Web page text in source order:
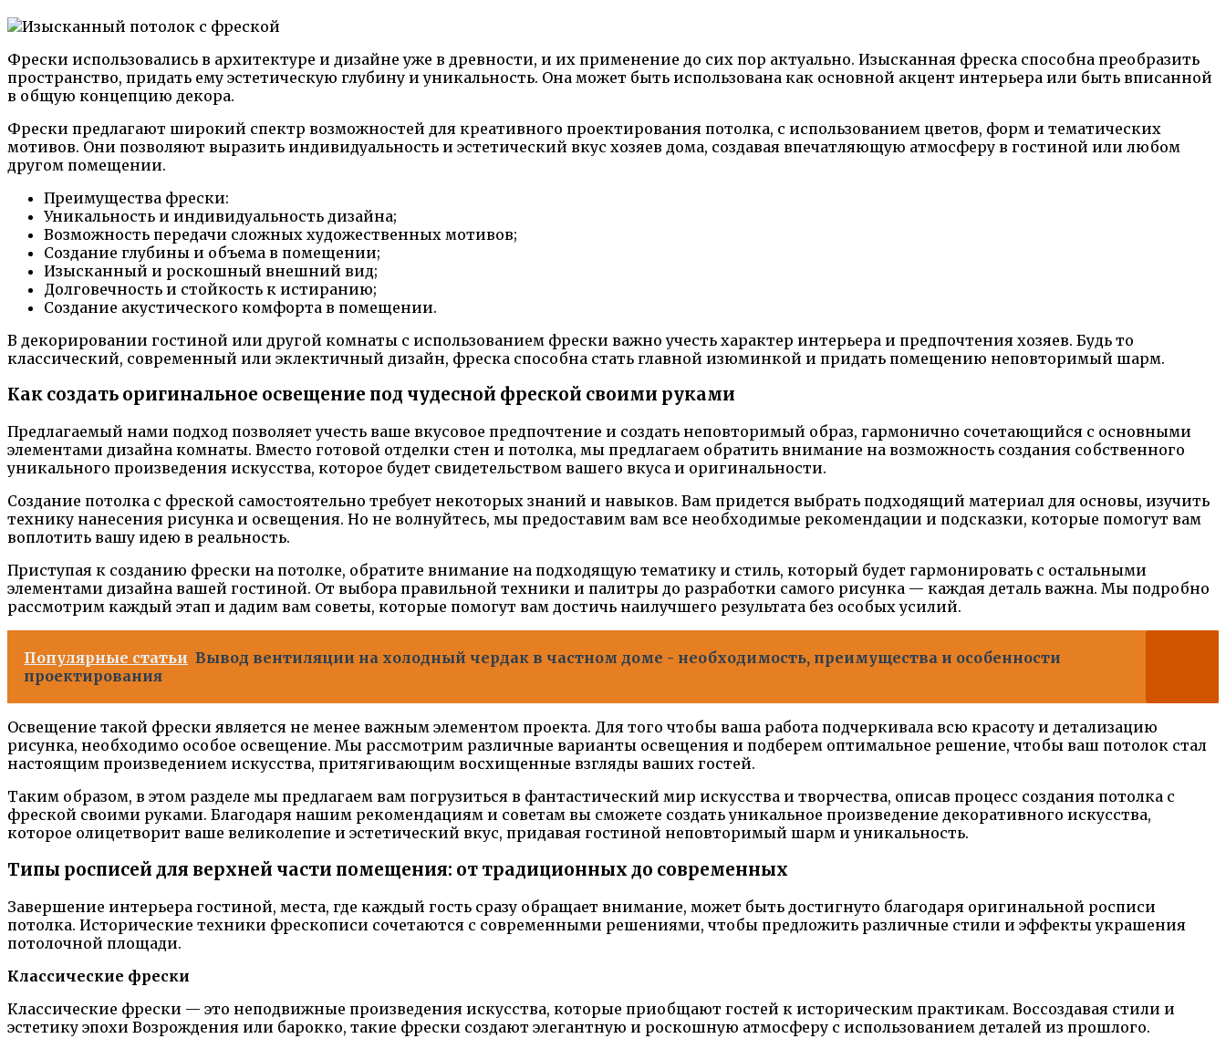
Фрески использовались в архитектуре и дизайне уже в древности, и их применение до сих пор актуально. Изысканная фреска способна преобразить
пространство, придать ему эстетическую глубину и уникальность. Она может быть использована как основной акцент интерьера или быть вписанной
в общую концепцию декора.
Фрески предлагают широкий спектр возможностей для креативного проектирования потолка, с использованием цветов, форм и тематических
мотивов. Они позволяют выразить индивидуальность и эстетический вкус хозяев дома, создавая впечатляющую атмосферу в гостиной или любом
другом помещении.
Преимущества фрески:
Уникальность и индивидуальность дизайна;
Возможность передачи сложных художественных мотивов;
Создание глубины и объема в помещении;
Изысканный и роскошный внешний вид;
Долговечность и стойкость к истиранию;
Создание акустического комфорта в помещении.
В декорировании гостиной или другой комнаты с использованием фрески важно учесть характер интерьера и предпочтения хозяев. Будь то
классический, современный или эклектичный дизайн, фреска способна стать главной изюминкой и придать помещению неповторимый шарм.
Как создать оригинальное освещение под чудесной фреской своими руками
Предлагаемый нами подход позволяет учесть ваше вкусовое предпочтение и создать неповторимый образ, гармонично сочетающийся с основными
элементами дизайна комнаты. Вместо готовой отделки стен и потолка, мы предлагаем обратить внимание на возможность создания собственного
уникального произведения искусства, которое будет свидетельством вашего вкуса и оригинальности.
Создание потолка с фреской самостоятельно требует некоторых знаний и навыков. Вам придется выбрать подходящий материал для основы, изучить
технику нанесения рисунка и освещения. Но не волнуйтесь, мы предоставим вам все необходимые рекомендации и подсказки, которые помогут вам
воплотить вашу идею в реальность.
Приступая к созданию фрески на потолке, обратите внимание на подходящую тематику и стиль, который будет гармонировать с остальными
элементами дизайна вашей гостиной. От выбора правильной техники и палитры до разработки самого рисунка — каждая деталь важна. Мы подробно
рассмотрим каждый этап и дадим вам советы, которые помогут вам достичь наилучшего результата без особых усилий.
Популярные статьи Вывод вентиляции на холодный чердак в частном доме - необходимость, преимущества и особенности
проектирования
Освещение такой фрески является не менее важным элементом проекта. Для того чтобы ваша работа подчеркивала всю красоту и детализацию
рисунка, необходимо особое освещение. Мы рассмотрим различные варианты освещения и подберем оптимальное решение, чтобы ваш потолок стал
настоящим произведением искусства, притягивающим восхищенные взгляды ваших гостей.
Таким образом, в этом разделе мы предлагаем вам погрузиться в фантастический мир искусства и творчества, описав процесс создания потолка с
фреской своими руками. Благодаря нашим рекомендациям и советам вы сможете создать уникальное произведение декоративного искусства,
которое олицетворит ваше великолепие и эстетический вкус, придавая гостиной неповторимый шарм и уникальность.
Типы росписей для верхней части помещения: от традиционных до современных
Завершение интерьера гостиной, места, где каждый гость сразу обращает внимание, может быть достигнуто благодаря оригинальной росписи
потолка. Исторические техники фрескописи сочетаются с современными решениями, чтобы предложить различные стили и эффекты украшения
потолочной площади.
Классические фрески
Классические фрески — это неподвижные произведения искусства, которые приобщают гостей к историческим практикам. Воссоздавая стили и
эстетику эпохи Возрождения или барокко, такие фрески создают элегантную и роскошную атмосферу с использованием деталей из прошлого.